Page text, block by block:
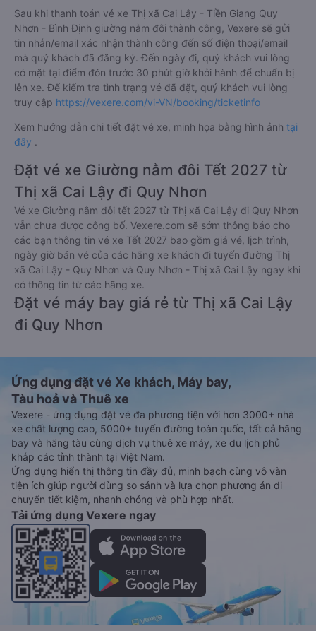
Sau khi thanh toán vé xe Thị xã Cai Lậy - Tiền Giang Quy
Nhơn - Bình Định giường nằm đôi thành công, Vexere sẽ gửi
tin nhắn/email xác nhận thành công đến số điện thoại/email
mà quý khách đã đăng ký. Đến ngày đi, quý khách vui lòng
có mặt tại điểm đón trước 30 phút giờ khởi hành để chuẩn bị
lên xe. Để kiểm tra tình trạng vé đã đặt, quý khách vui lòng
truy cập https://vexere.com/vi-VN/booking/ticketinfo
Xem hướng dẫn chi tiết đặt vé xe, minh họa bằng hình ảnh tại
đây .
Đặt vé xe Giường nằm đôi Tết 2027 từ
Thị xã Cai Lậy đi Quy Nhơn
Vé xe Giường nằm đôi tết 2027 từ Thị xã Cai Lậy đi Quy Nhơn
vẫn chưa được công bố. Vexere.com sẽ sớm thông báo cho
các bạn thông tin vé xe Tết 2027 bao gồm giá vé, lịch trình,
ngày giờ bán vé của các hãng xe khách đi tuyến đường Thị
xã Cai Lậy - Quy Nhơn và Quy Nhơn - Thị xã Cai Lậy ngay khi
có thông tin từ các hãng xe.
Đặt vé máy bay giá rẻ từ Thị xã Cai Lậy
đi Quy Nhơn
Ứng dụng đặt vé Xe khách, Máy bay,
Tàu hoả và Thuê xe
Vexere - ứng dụng đặt vé đa phương tiện với hơn 3000+ nhà
xe chất lượng cao, 5000+ tuyến đường toàn quốc, tất cả hãng
bay và hãng tàu cùng dịch vụ thuê xe máy, xe du lịch phủ
khắp các tỉnh thành tại Việt Nam.
Ứng dụng hiển thị thông tin đầy đủ, minh bạch cùng vô vàn
tiện ích giúp người dùng so sánh và lựa chọn phương án di
chuyển tiết kiệm, nhanh chóng và phù hợp nhất.
Tải ứng dụng Vexere ngay